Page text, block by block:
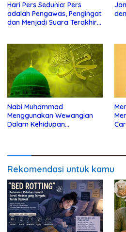
Hari Pers Sedunia: Pers
adalah Pengawas, Pengingat
dan Menjadi Suara Terakhir
Nabi Muhammad
Menggunakan Wewangian
Dalam Kehidupan
Rekomendasi untuk kamu